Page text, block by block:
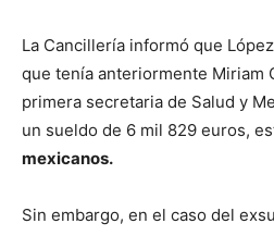
La Cancillería informó que
que tenía anteriormente Miriam
primera secretaria de Salud y
un sueldo de 6 mil 829 euros,
mexicanos.
Sin embargo, en el caso del